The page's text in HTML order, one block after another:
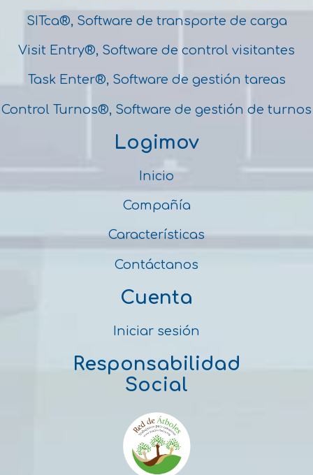
SITca®, Software de transporte de carga
Visit Entry®, Software de control visitantes
Task Enter®, Software de gestión tareas
Control Turnos®, Software de gestión de turnos
Logimov
Inicio
Compañía
Características
Contáctanos
Cuenta
Iniciar sesión
Responsabilidad
Social